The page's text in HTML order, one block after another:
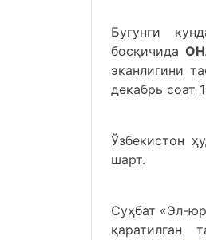
Бугунги
босқичида
эканлигини
декабрь соат
Ўзбекистон
шарт.
Суҳбат «Эл-
қаратилган